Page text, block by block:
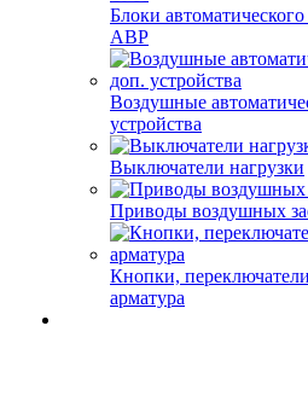
Блоки
АВР
Воздушные
устройства
Выключатели нагрузки
Приводы воздушных
Кнопки,
арматура